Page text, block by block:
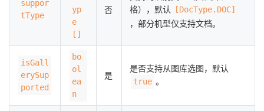
suppor
tType
yp
e
[]
否
格），默认
[DocType.DOC]
，部分机型仅支持文档。
isGall
erySup
ported
bo
ol
ea
n
是
是否支持从图库选图，默认
true 。